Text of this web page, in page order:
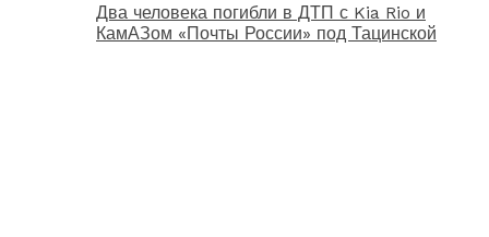
Два человека погибли в ДТП с Kia Rio и
КамАЗом «Почты России» под Тацинской